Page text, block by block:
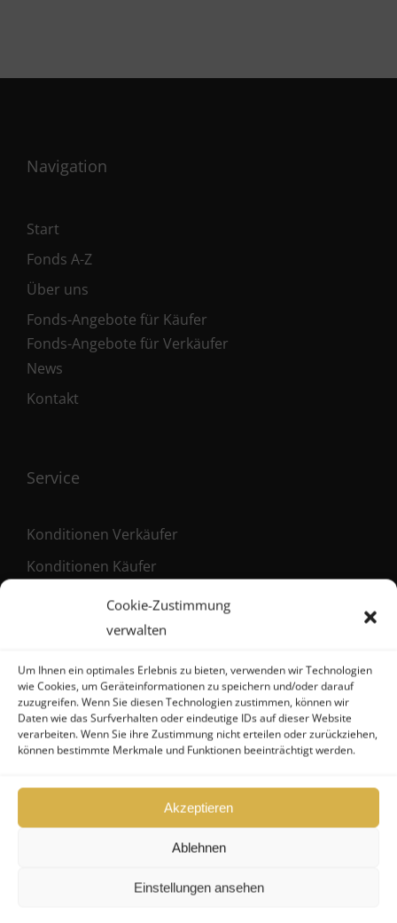
Cookie-Zustimmung
verwalten
Um Ihnen ein optimales Erlebnis zu bieten, verwenden wir Technologien
wie Cookies, um Geräteinformationen zu speichern und/oder darauf
zuzugreifen. Wenn Sie diesen Technologien zustimmen, können wir
Daten wie das Surfverhalten oder eindeutige IDs auf dieser Website
verarbeiten. Wenn Sie ihre Zustimmung nicht erteilen oder zurückziehen,
können bestimmte Merkmale und Funktionen beeinträchtigt werden.
Akzeptieren
Ablehnen
Einstellungen ansehen
Navigation
Start
Fonds A-Z
Über uns
Fonds-Angebote für Käufer
Fonds-Angebote für Verkäufer
News
Kontakt
Service
Konditionen Verkäufer
Konditionen Käufer
Registrierung als Käufer
Kontakt
Hanseatische Fondshandlung GmbH